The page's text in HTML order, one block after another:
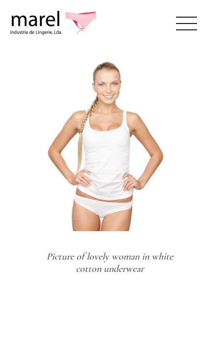
CATÁLOGO
SWEET LADY
CONTACTOS
ÁREA RESERVADA
Picture of lovely woman in white
cotton underwear